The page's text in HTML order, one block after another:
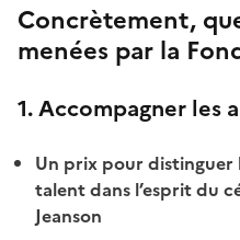
Concrètement,
menées par la
1. Accompagner les
Un prix pour distinguer
talent dans l’esprit du
Jeanson